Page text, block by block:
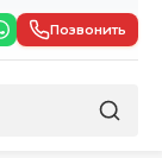
Позвонить